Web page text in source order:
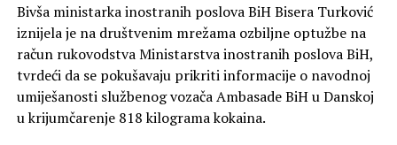
Bivša ministarka inostranih poslova BiH Bisera Turković
iznijela je na društvenim mrežama ozbiljne optužbe na
račun rukovodstva Ministarstva inostranih poslova BiH,
tvrdeći da se pokušavaju prikriti informacije o navodnoj
umiješanosti službenog vozača Ambasade BiH u Danskoj
u krijumčarenje 818 kilograma kokaina.